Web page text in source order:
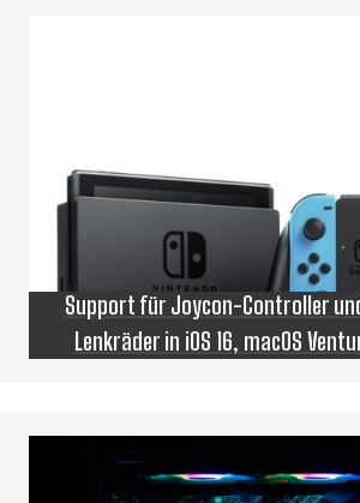
Support für Joycon-Controller
Lenkräder in iOS 16, macOS